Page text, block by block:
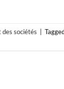
des sociétés